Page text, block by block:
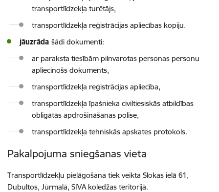
transportlīdzekļa turētājs,
transportlīdzekļa reģistrācijas apliecības kopiju.
jāuzrāda šādi dokumenti:
ar paraksta tiesībām pilnvarotas personas personu
apliecinošs dokuments,
transportlīdzekļa reģistrācijas apliecība,
transportlīdzekļa īpašnieka civiltiesiskās atbildības
obligātās apdrošināšanas polise,
transportlīdzekļa tehniskās apskates protokols.
Pakalpojuma sniegšanas vieta
Transportlīdzekļu pielāgošana tiek veikta Slokas ielā 61,
Dubultos, Jūrmalā, SIVA koledžas teritorijā.